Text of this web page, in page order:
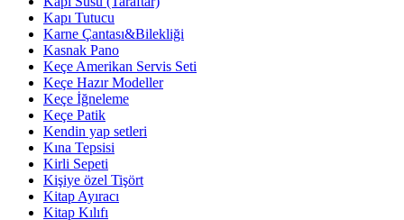
Kapı Tutucu
Karne Çantası&Bilekliği
Kasnak Pano
Keçe Amerikan Servis Seti
Keçe Hazır Modeller
Keçe İğneleme
Keçe Patik
Kendin yap setleri
Kına Tepsisi
Kirli Sepeti
Kişiye özel Tişört
Kitap Ayıracı
Kitap Kılıfı